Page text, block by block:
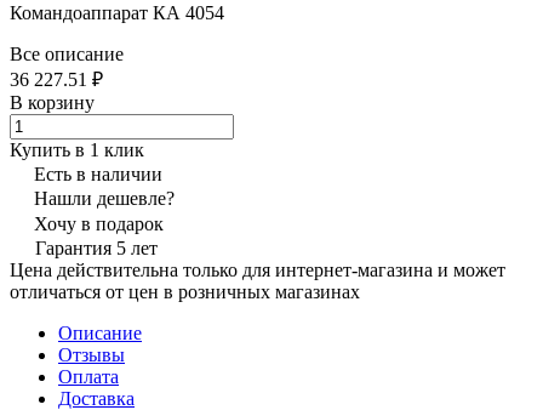
Командоаппарат КА 4054
Все описание
36 227.51 ₽
В корзину
Купить в 1 клик
Есть в наличии
Нашли дешевле?
Хочу в подарок
Гарантия 5 лет
Цена действительна только для интернет-магазина и может
отличаться от цен в розничных магазинах
Описание
Отзывы
Оплата
Доставка